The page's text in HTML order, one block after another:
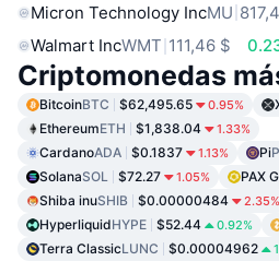
Micron Technology IncMU
Walmart IncWMT 111,46 $
Criptomonedas
BitcoinBTC $62,495.65 0.95%
EthereumETH $1,838.04 1.33%
CardanoADA $0.1837 1.13% Pi
SolanaSOL $72.27 1.05% PAX
Shiba inuSHIB $0.00000484 2.35%
HyperliquidHYPE $52.44 0.92%
Terra ClassicLUNC $0.00004962